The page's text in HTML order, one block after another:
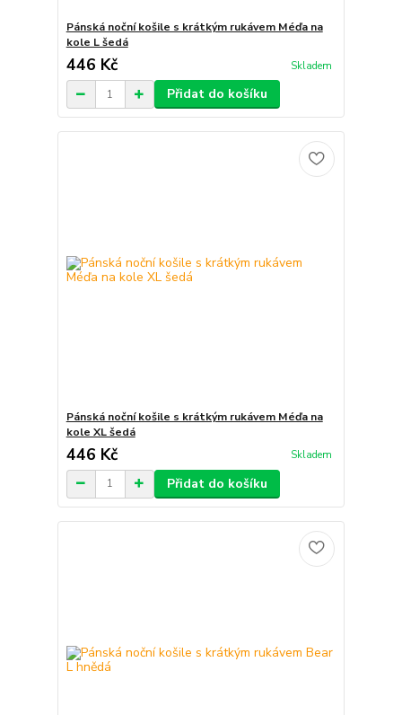
Pánská noční košile s krátkým rukávem Méďa na
kole L šedá
446 Kč Skladem
Přidat do košíku
Pánská noční košile s krátkým rukávem Méďa na
kole XL šedá
446 Kč Skladem
Přidat do košíku